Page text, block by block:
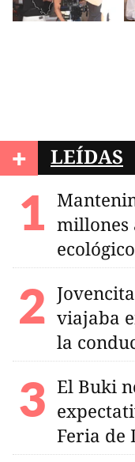
+ LEÍDAS
millones
ecológico
viajaba
la
El Buki
Feria de